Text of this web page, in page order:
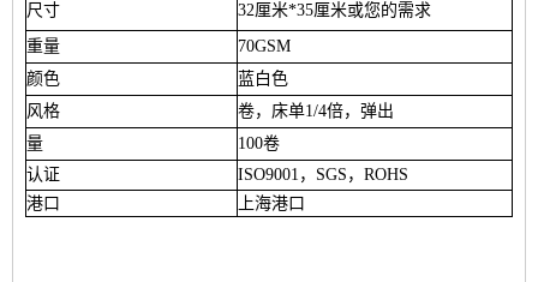
尺寸
32厘米*35厘米或您的需求
重量
70GSM
颜色
蓝白色
风格
卷，床单1/4倍，弹出
量
100卷
认证
ISO9001，SGS，ROHS
港口
上海港口